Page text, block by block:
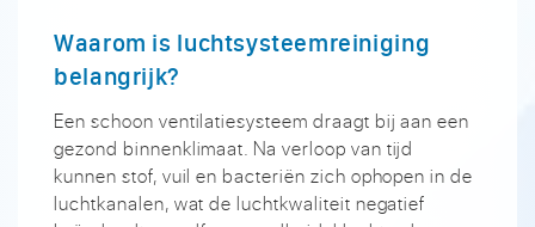
Waarom is luchtsysteemreiniging
belangrijk?
Een schoon ventilatiesysteem draagt bij aan een
gezond binnenklimaat. Na verloop van tijd
kunnen stof, vuil en bacteriën zich ophopen in de
luchtkanalen, wat de luchtkwaliteit negatief